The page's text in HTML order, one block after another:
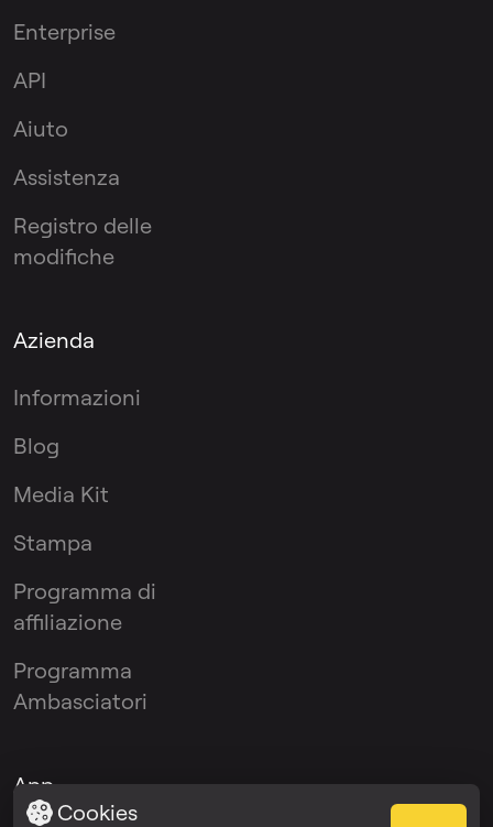
Enterprise
API
Aiuto
Assistenza
Registro delle
modifiche
Azienda
Informazioni
Blog
Media Kit
Stampa
Programma di
affiliazione
Programma
Ambasciatori
App
Cookies